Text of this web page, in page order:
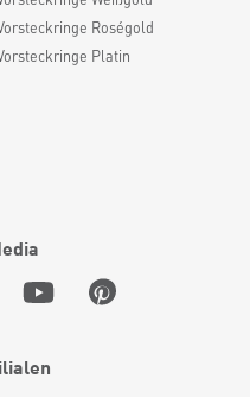
Roségold
Platin